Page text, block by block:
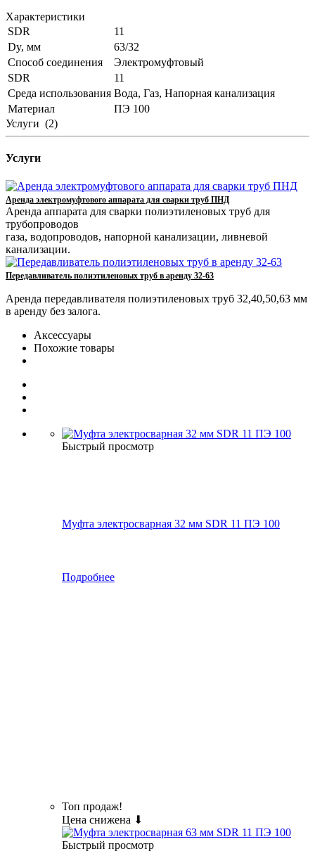
Характеристики
SDR
11
Dy, мм
63/32
Способ соединения
Электромуфтовый
SDR
11
Среда использования Вода, Газ, Напорная канализация
Материал
ПЭ 100
Услуги (2)
Услуги
Аренда электромуфтового аппарата для сварки труб ПНД
Аренда аппарата для сварки полиэтиленовых труб для
трубопроводов
газа, водопроводов, напорной канализации, ливневой
канализации.
Передавливатель полиэтиленовых труб в аренду 32-63
Аренда передавливателя полиэтиленовых труб 32,40,50,63 мм
в аренду без залога.
Аксессуары
Похожие товары
Быстрый просмотр
Муфта электросварная 32 мм SDR 11 ПЭ 100
Подробнее
Топ продаж!
Цена снижена ⬇
Быстрый просмотр